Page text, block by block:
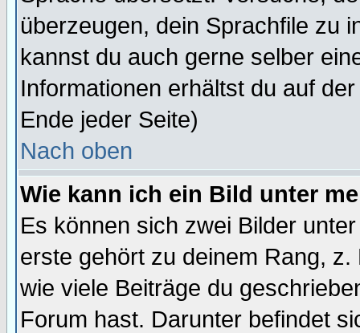
überzeugen, dein Sprachfile zu
kannst du auch gerne selber
Informationen erhältst du auf
Ende jeder Seite)
Nach oben
Wie kann ich ein Bild unter
Es können sich zwei Bilder
erste gehört zu deinem Rang,
wie viele Beiträge du
Forum hast. Darunter befindet